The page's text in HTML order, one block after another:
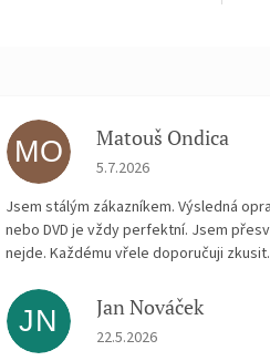
MO Matouš Ondica
Hodnocení obchodu je 5 z
5.7.2026
Jsem stálým zákazníkem. Výsledná
nebo DVD je vždy perfektní. Jsem
nejde. Každému vřele doporučuji zkusit.
JN Jan Nováček
Hodnocení obchodu je 5 z
22.5.2026